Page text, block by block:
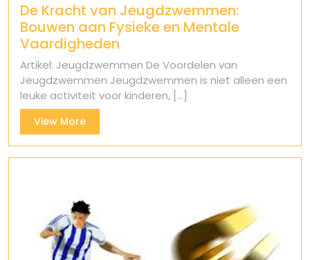
De Kracht van Jeugdzwemmen:
Bouwen aan Fysieke en Mentale
Vaardigheden
Artikel: Jeugdzwemmen De Voordelen van
Jeugdzwemmen Jeugdzwemmen is niet alleen een
leuke activiteit voor kinderen, [...]
View MoreView
More